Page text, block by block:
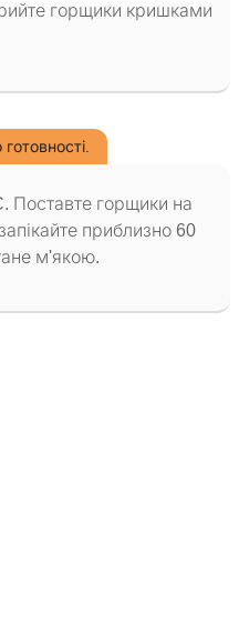
горщики кришками
Поставте горщики на
приблизно 60
м'якою.